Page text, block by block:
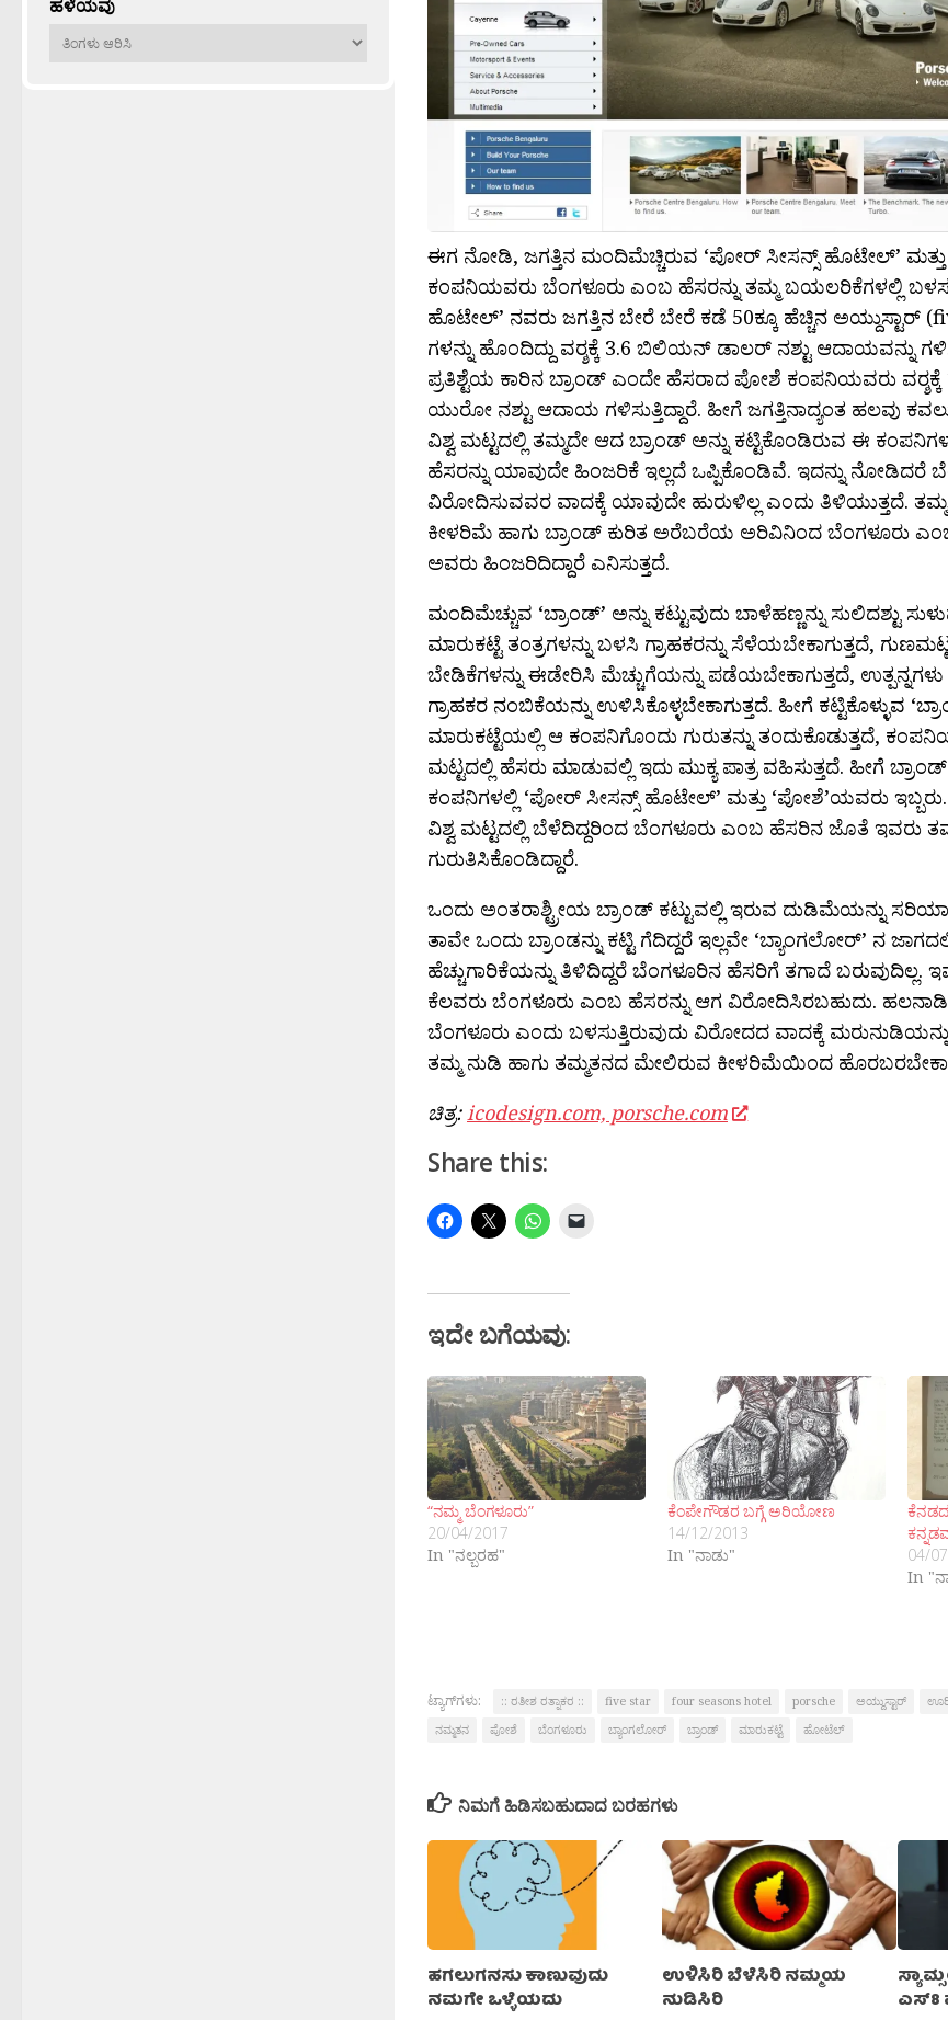
ಈಗ ನೋಡಿ, ಜಗತ್ತಿನ ಮಂದಿಮೆಚ್ಚಿರುವ ‘ಪೋರ್‍ ಸೀಸನ್ಸ್ ಹೊಟೇಲ್’ ಮತ್ತು
ಕಂಪನಿಯವರು ಬೆಂಗಳೂರು ಎಂಬ ಹೆಸರನ್ನು ತಮ್ಮ ಬಯಲರಿಕೆಗಳಲ್ಲಿ
ಹೊಟೇಲ್’ ನವರು ಜಗತ್ತಿನ ಬೇರೆ ಬೇರೆ ಕಡೆ 50ಕ್ಕೂ ಹೆಚ್ಚಿನ
ಗಳನ್ನು ಹೊಂದಿದ್ದು ವರ್‍ಶಕ್ಕೆ 3.6 ಬಿಲಿಯನ್ ಡಾಲರ್‍ ನಶ್ಟು ಆದಾಯವನ್ನು
ಪ್ರತಿಶ್ಟೆಯ ಕಾರಿನ ಬ್ರಾಂಡ್ ಎಂದೇ ಹೆಸರಾದ ಪೋಶೆ ಕಂಪನಿಯವರು
ಯುರೋ ನಶ್ಟು ಆದಾಯ ಗಳಿಸುತ್ತಿದ್ದಾರೆ. ಹೀಗೆ ಜಗತ್ತಿನಾದ್ಯಂತ ಹಲವು
ವಿಶ್ವ ಮಟ್ಟದಲ್ಲಿ ತಮ್ಮದೇ ಆದ ಬ್ರಾಂಡ್ ಅನ್ನು ಕಟ್ಟಿಕೊಂಡಿರುವ ಈ
ಹೆಸರನ್ನು ಯಾವುದೇ ಹಿಂಜರಿಕೆ ಇಲ್ಲದೆ ಒಪ್ಪಿಕೊಂಡಿವೆ. ಇದನ್ನು ನೋಡಿದರೆ
ವಿರೋದಿಸುವವರ ವಾದಕ್ಕೆ ಯಾವುದೇ ಹುರುಳಿಲ್ಲ ಎಂದು ತಿಳಿಯುತ್ತದೆ.
ಕೀಳರಿಮೆ ಹಾಗು ಬ್ರಾಂಡ್ ಕುರಿತ ಅರೆಬರೆಯ ಅರಿವಿನಿಂದ ಬೆಂಗಳೂರು ಎಂಬ
ಅವರು ಹಿಂಜರಿದಿದ್ದಾರೆ ಎನಿಸುತ್ತದೆ.
ಮಂದಿಮೆಚ್ಚುವ ‘ಬ್ರಾಂಡ್’ ಅನ್ನು ಕಟ್ಟುವುದು ಬಾಳೆಹಣ್ಣನ್ನು ಸುಲಿದಶ್ಟು
ಮಾರುಕಟ್ಟೆ ತಂತ್ರಗಳನ್ನು ಬಳಸಿ ಗ್ರಾಹಕರನ್ನು ಸೆಳೆಯಬೇಕಾಗುತ್ತದೆ,
ಬೇಡಿಕೆಗಳನ್ನು ಈಡೇರಿಸಿ ಮೆಚ್ಚುಗೆಯನ್ನು ಪಡೆಯಬೇಕಾಗುತ್ತದೆ,
ಗ್ರಾಹಕರ ನಂಬಿಕೆಯನ್ನು ಉಳಿಸಿಕೊಳ್ಳಬೇಕಾಗುತ್ತದೆ. ಹೀಗೆ ಕಟ್ಟಿಕೊಳ್ಳುವ
ಮಾರುಕಟ್ಟೆಯಲ್ಲಿ ಆ ಕಂಪನಿಗೊಂದು ಗುರುತನ್ನು ತಂದುಕೊಡುತ್ತದೆ,
ಮಟ್ಟದಲ್ಲಿ ಹೆಸರು ಮಾಡುವಲ್ಲಿ ಇದು ಮುಕ್ಯ ಪಾತ್ರ ವಹಿಸುತ್ತದೆ. ಹೀಗೆ
ಕಂಪನಿಗಳಲ್ಲಿ ‘ಪೋರ್‍ ಸೀಸನ್ಸ್ ಹೊಟೇಲ್’ ಮತ್ತು ‘ಪೋಶೆ’ಯವರು ಇಬ್ಬರು.
ವಿಶ್ವ ಮಟ್ಟದಲ್ಲಿ ಬೆಳೆದಿದ್ದರಿಂದ ಬೆಂಗಳೂರು ಎಂಬ ಹೆಸರಿನ ಜೊತೆ ಇವರು
ಗುರುತಿಸಿಕೊಂಡಿದ್ದಾರೆ.
ಒಂದು ಅಂತರಾಶ್ಟ್ರೀಯ ಬ್ರಾಂಡ್ ಕಟ್ಟುವಲ್ಲಿ ಇರುವ ದುಡಿಮೆಯನ್ನು
ತಾವೇ ಒಂದು ಬ್ರಾಂಡನ್ನು ಕಟ್ಟಿ ಗೆದಿದ್ದರೆ ಇಲ್ಲವೇ ‘ಬ್ಯಾಂಗಲೋರ್‍’ ನ
ಹೆಚ್ಚುಗಾರಿಕೆಯನ್ನು ತಿಳಿದಿದ್ದರೆ ಬೆಂಗಳೂರಿನ ಹೆಸರಿಗೆ ತಗಾದೆ ಬರುವುದಿಲ್ಲ.
ಕೆಲವರು ಬೆಂಗಳೂರು ಎಂಬ ಹೆಸರನ್ನು ಆಗ ವಿರೋದಿಸಿರಬಹುದು.
ಬೆಂಗಳೂರು ಎಂದು ಬಳಸುತ್ತಿರುವುದು ವಿರೋದದ ವಾದಕ್ಕೆ
ತಮ್ಮ ನುಡಿ ಹಾಗು ತಮ್ಮತನದ ಮೇಲಿರುವ ಕೀಳರಿಮೆಯಿಂದ
ಚಿತ್ರ:icodesign.com, porsche.com
Share this:
ಇದೇ ಬಗೆಯವು:
“ನಮ್ಮ ಬೆಂಗಳೂರು”
20/04/2017
In "ನಲ್ಬರಹ"
ಕೆಂಪೇಗೌಡರ ಬಗ್ಗೆ ಅರಿಯೋಣ
14/12/2013
In "ನಾಡು"
04/
In
ಟ್ಯಾಗ್‌ಗಳು: :: ರತೀಶ ರತ್ನಾಕರ :: five star four seasons hotel porsche ಅಯ್ದುಸ್ಟಾರ್‍
ನಮ್ಮತನ
ಪೋಶೆ ಬೆಂಗಳೂರು ಬ್ಯಾಂಗಲೋರ್ ಬ್ರಾಂಡ್ ಮಾರುಕಟ್ಟೆ ಹೋಟೆಲ್
ನಿಮಗೆ ಹಿಡಿಸಬಹುದಾದ ಬರಹಗಳು
ಹಗಲುಗನಸು ಕಾಣುವುದು
ನಮಗೇ ಒಳ್ಳೆಯದು
ಉಳಿಸಿರಿ ಬೆಳೆಸಿರಿ ನಮ್ಮಯ
ನುಡಿಸಿರಿ
ಎಸ್8
ಹಳೆಯವು
ಹಳೆಯವು